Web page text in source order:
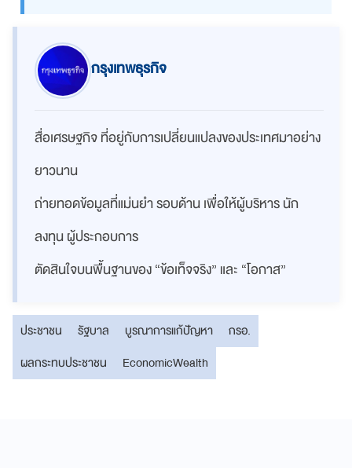
กรุงเทพธุรกิจ
สื่อเศรษฐกิจ ที่อยู่กับการเปลี่ยนแปลงของประเทศมาอย่าง
ยาวนาน
ถ่ายทอดข้อมูลที่แม่นยำ รอบด้าน เพื่อให้ผู้บริหาร นัก
ลงทุน ผู้ประกอบการ
ตัดสินใจบนพื้นฐานของ “ข้อเท็จจริง” และ “โอกาส”
ประชาชน รัฐบาล บูรณาการแก้ปัญหา
กรอ.
ผลกระทบประชาชน
EconomicWealth